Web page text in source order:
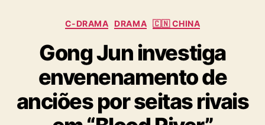
C
t
e
g
o
r
C-DRAMA DRAMA 🇨🇳 CHINA
Gong Jun investiga
envenenamento de
anciões por seitas rivais